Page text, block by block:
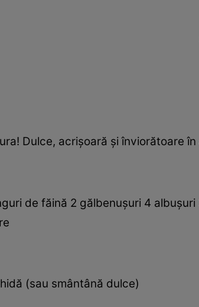
Dulce, acrişoară şi înviorătoare
de făină 2 gălbenuşuri 4
(sau smântână dulce)